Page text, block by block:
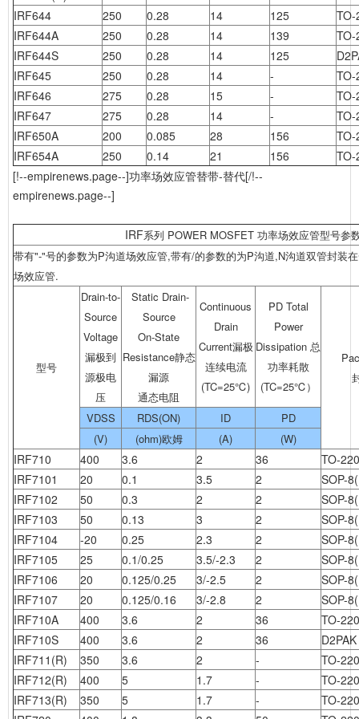
IRF644
250 0.28 14 125
TO-
IRF644A
250 0.28 14 139
TO-
IRF644S
250 0.28 14 125
IRF645
250 0.28 14 -
TO-
IRF646
275 0.28 15 -
TO-
IRF647
275 0.28 14 -
TO-
IRF650A
200 0.085 28 156
TO-
IRF654A
250 0.14 21 156
TO-
[!--empirenews.page--]功率场效应管替带-替代[/!--
empirenews.page--]
IRF系列 POWER MOSFET 功率场效应管型号参
带有"-"号的参数为P沟道场效应管,带有/的参数的为P沟道,N沟道双管封装
场效应管.
型号
Drain-to-
Source
Voltage
漏极到
源极电
压
Static Drain-
Source
On-State
Resistance静态
漏源
通态电阻
Continuous
Drain
Current漏极
连续电流
(TC=25℃)
PD Total
Power
Dissipation 总
功率耗散
(TC=25℃）
VDSS RDS(ON) ID
PD
(V)
(ohm)欧姆 (A) (W)
IRF710 400 3.6 2 36
TO-
IRF7101
20 0.1 3.5 2
SOP-
IRF7102
50 0.3 2 2
SOP-
IRF7103
50 0.13 3 2
SOP-
IRF7104
-20 0.25 2.3 2
SOP-
IRF7105
25 0.1/0.25 3.5/-2.3 2
SOP-
IRF7106
20 0.125/0.25 3/-2.5 2
SOP-
IRF7107
20 0.125/0.16 3/-2.8 2
SOP-
IRF710A
400 3.6 2 36
TO-
IRF710S
400 3.6 2 36
D2PAK
IRF711(R)
350 3.6 2 -
TO-
IRF712(R)
400 5 1.7 -
TO-
IRF713(R)
350 5 1.7 -
TO-